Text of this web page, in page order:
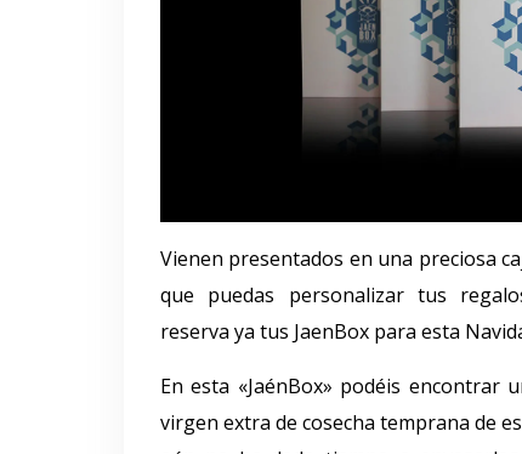
Vienen presentados en una preciosa
que puedas personalizar tus
reserva ya tus JaenBox para esta
En esta «JaénBox» podéis encontrar
virgen extra de cosecha temprana de